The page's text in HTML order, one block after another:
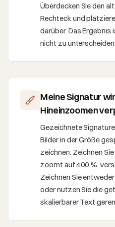
Überdecken Sie den
Rechteck und
darüber. Das
nicht zu unterscheiden.
Meine Signatur
Hineinzoomen
Gezeichnete
Bilder in der Größe
zeichnen. Zeichnen
zoomt auf 400 %,
Zeichnen Sie
oder nutzen Sie die
skalierbarer Text